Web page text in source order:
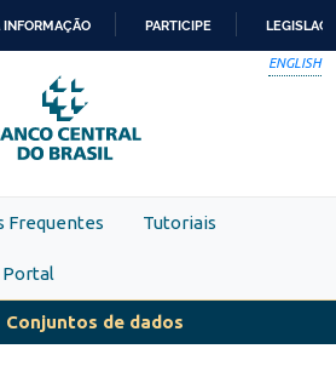
PARA
O
CONTEÚDO
INFORMAÇÃO PARTICIPE
ENGLISH
Frequentes Tutoriais
Portal
Conjuntos de dados